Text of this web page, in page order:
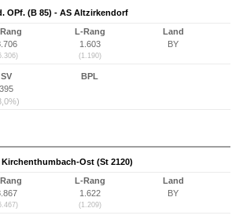
OPf. (B 85) - AS Altzirkendorf
L-Rang
1.603
(1.190)
Land
BY
SV
395
BPL
Ost (St 2120)
L-Rang
1.622
(1.209)
Land
BY